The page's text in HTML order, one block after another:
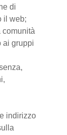
di
il web;
comunità
ai gruppi
indirizzo